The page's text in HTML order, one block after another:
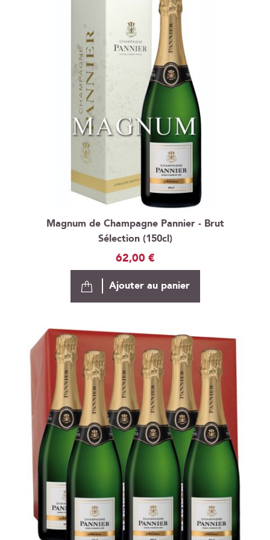
Magnum de Champagne Pannier - Brut
Sélection (150cl)
62,00 €
Ajouter au panier